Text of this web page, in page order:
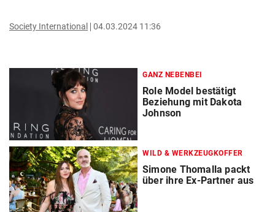
Society International 04.03.2024 11:36
GANZ NEBENBEI
Role Model bestätigt
Beziehung mit Dakota
Johnson
WILD & WERKZEUGKOFFER
Simone Thomalla packt
über ihre Ex-Partner aus